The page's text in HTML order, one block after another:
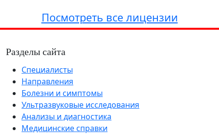
Посмотреть все лицензии
Разделы сайта
Специалисты
Направления
Болезни и симптомы
Ультразвуковые исследования
Анализы и диагностика
Медицинские справки